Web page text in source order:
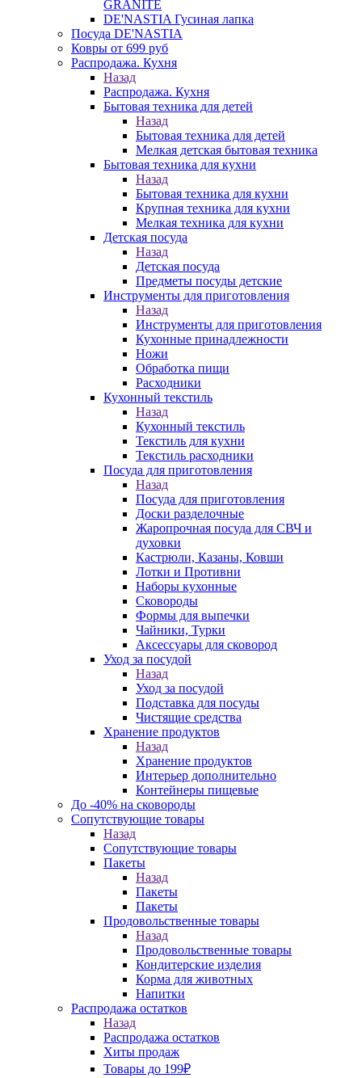
GRANITE
DE'NASTIA Гусиная лапка
Посуда DE'NASTIA
Ковры от 699 руб
Распродажа. Кухня
Назад
Распродажа. Кухня
Бытовая техника для детей
Назад
Бытовая техника для детей
Мелкая детская бытовая техника
Бытовая техника для кухни
Назад
Бытовая техника для кухни
Крупная техника для кухни
Мелкая техника для кухни
Детская посуда
Назад
Детская посуда
Предметы посуды детские
Инструменты для приготовления
Назад
Инструменты для приготовления
Кухонные принадлежности
Ножи
Обработка пищи
Расходники
Кухонный текстиль
Назад
Кухонный текстиль
Текстиль для кухни
Текстиль расходники
Посуда для приготовления
Назад
Посуда для приготовления
Доски разделочные
Жаропрочная посуда для СВЧ и
духовки
Кастрюли, Казаны, Ковши
Лотки и Противни
Наборы кухонные
Сковороды
Формы для выпечки
Чайники, Турки
Аксессуары для сковород
Уход за посудой
Назад
Уход за посудой
Подставка для посуды
Чистящие средства
Хранение продуктов
Назад
Хранение продуктов
Интерьер дополнительно
Контейнеры пищевые
До -40% на сковороды
Сопутствующие товары
Назад
Сопутствующие товары
Пакеты
Назад
Пакеты
Пакеты
Продовольственные товары
Назад
Продовольственные товары
Кондитерские изделия
Корма для животных
Напитки
Распродажа остатков
Назад
Распродажа остатков
Хиты продаж
Товары до 199₽